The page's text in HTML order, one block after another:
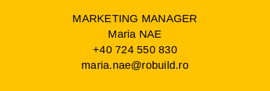
MARKETING MANAGER
Maria NAE
+40 724 550 830
maria.nae@robuild.ro